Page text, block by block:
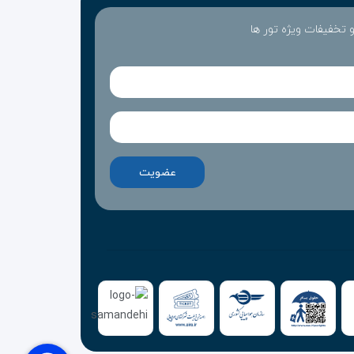
امانات، روزنامه، یخچالی کوچک و رادیو می باشد.
بهداشتی- آرایشی رایگان است.
و تخفیفات ویژه تور ها